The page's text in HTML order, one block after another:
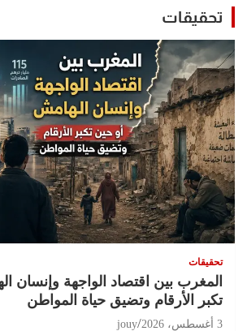
تحقيقات
تحقيقات
المغرب بين اقتصاد الواجهة وإنسان
تكبر الأرقام وتضيق حياة المواطن
3 أغسطس، 2026 jouy